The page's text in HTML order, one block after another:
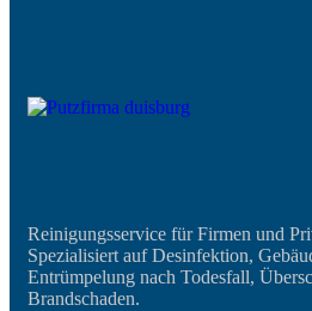
Reinigungsservice für Firmen und
Spezialisiert auf Desinfektion,
Entrümpelung nach Todesfall,
Brandschaden.